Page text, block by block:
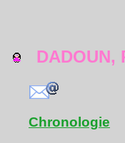
DADOUN,
Chronologie